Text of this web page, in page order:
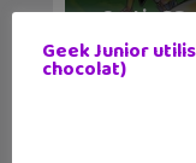
Sortie BD
Houéran
Geek Junior
chocolat)